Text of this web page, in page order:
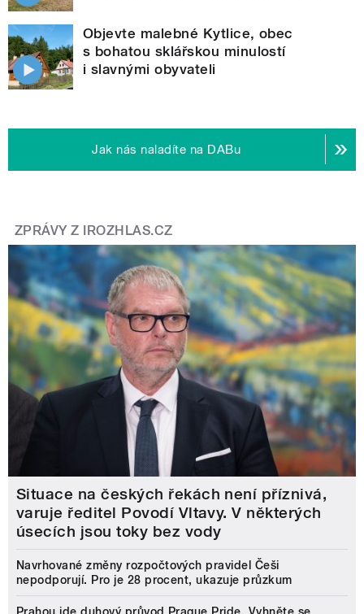
Objevte malebné Kytlice, obec
s bohatou sklářskou minulostí
i slavnými obyvateli
Jak nás naladíte na DABu
ZPRÁVY Z IROZHLAS.CZ
Situace na českých řekách není příznivá,
varuje ředitel Povodí Vltavy. V některých
úsecích jsou toky bez vody
Navrhované změny rozpočtových pravidel Češi
nepodporují. Pro je 28 procent, ukazuje průzkum